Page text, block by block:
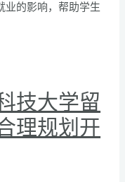
业的影响，帮助学生
技大学留
理规划开